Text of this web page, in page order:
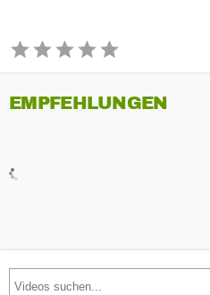
EMPFEHLUNGEN